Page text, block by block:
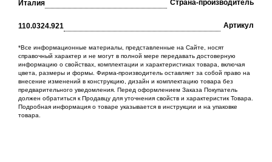
Италия Cтрана-производитель
110.0324.921 Артикул
*Все информационные материалы, представленные на Сайте, носят
справочный характер и не могут в полной мере передавать достоверную
информацию о свойствах, комплектации и характеристиках товара, включая
цвета, размеры и формы. Фирма-производитель оставляет за собой право на
внесение изменений в конструкцию, дизайн и комплектацию товара без
предварительного уведомления. Перед оформлением Заказа Покупатель
должен обратиться к Продавцу для уточнения свойств и характеристик Товара.
Подробная информация о товаре указывается в инструкции и на упаковке
товара.